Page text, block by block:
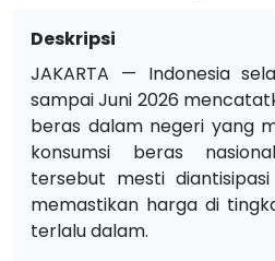
Deskripsi
JAKARTA — Indonesia
sampai Juni 2026
beras dalam negeri yang
konsumsi beras
tersebut mesti
memastikan harga di
terlalu dalam.